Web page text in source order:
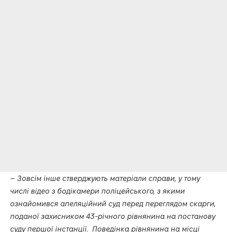
– Зовсім інше стверджують матеріали справи, у тому
числі відео з бодікамери поліцейського, з якими
ознайомився апеляційний суд перед переглядом скарги,
поданої захисником 43-річного рівнянина на постанову
суду першої інстанції. Поведінка рівнянина на місці